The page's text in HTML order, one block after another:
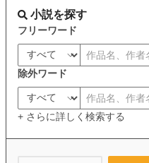
小説を探す
フリーワード
除外ワード
+ さらに詳しく検索する